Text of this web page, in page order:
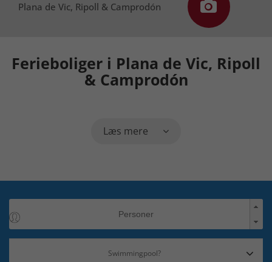
Plana de Vic, Ripoll & Camprodón
Ferieboliger i Plana de Vic, Ripoll
& Camprodón
Læs mere 